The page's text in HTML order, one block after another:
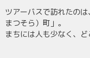
ツアーバスで訪れたの
まつそら）町」。
まちには人も少なく、